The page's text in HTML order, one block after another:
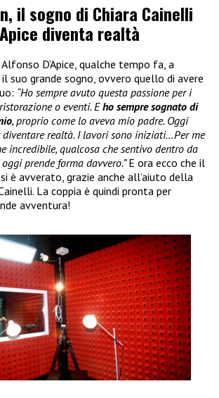
il sogno di Chiara Cainelli
diventa realtà
D’Apice, qualche tempo fa, a
suo grande sogno, ovvero quello di avere
“Ho sempre avuto questa passione per i
o eventi. Eho sempre sognato di
, proprio come lo aveva mio padre. Oggi
diventare realtà. I lavori sono iniziati…Per me
incredibile, qualcosa che sentivo dentro da
prende forma davvero.”E ora ecco che il
è avverato, grazie anche all’aiuto della
La coppia è quindi pronta per
avventura!